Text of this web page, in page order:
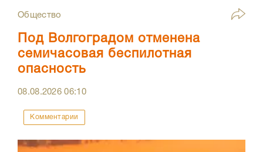
Общество
Под Волгоградом отменена
семичасовая беспилотная
опасность
08.08.202606:10
Комментарии